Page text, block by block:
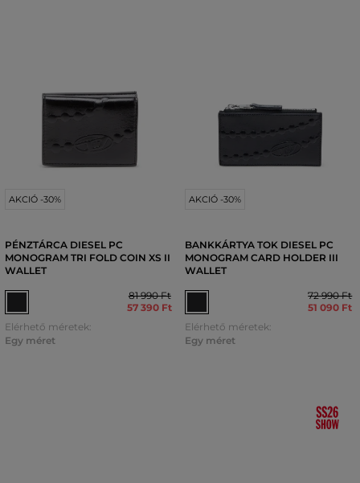
AKCIÓ -30%
PÉNZTÁRCA DIESEL PC
MONOGRAM TRI FOLD COIN XS II
WALLET
81 990 Ft
57 390 Ft
Elérhető méretek:
Egy méret
AKCIÓ -30%
BANKKÁRTYA TOK DIESEL PC
MONOGRAM CARD HOLDER III
WALLET
72 990 Ft
51 090 Ft
Elérhető méretek:
Egy méret